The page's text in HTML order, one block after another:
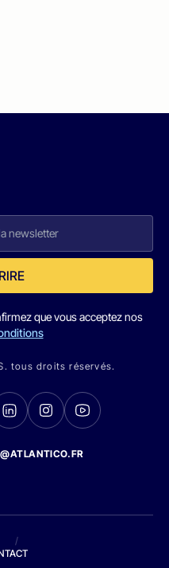
que vous acceptez nos
tous droits réservés.
/